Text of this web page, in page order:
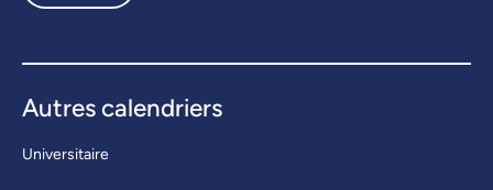
Autres calendriers
Universitaire